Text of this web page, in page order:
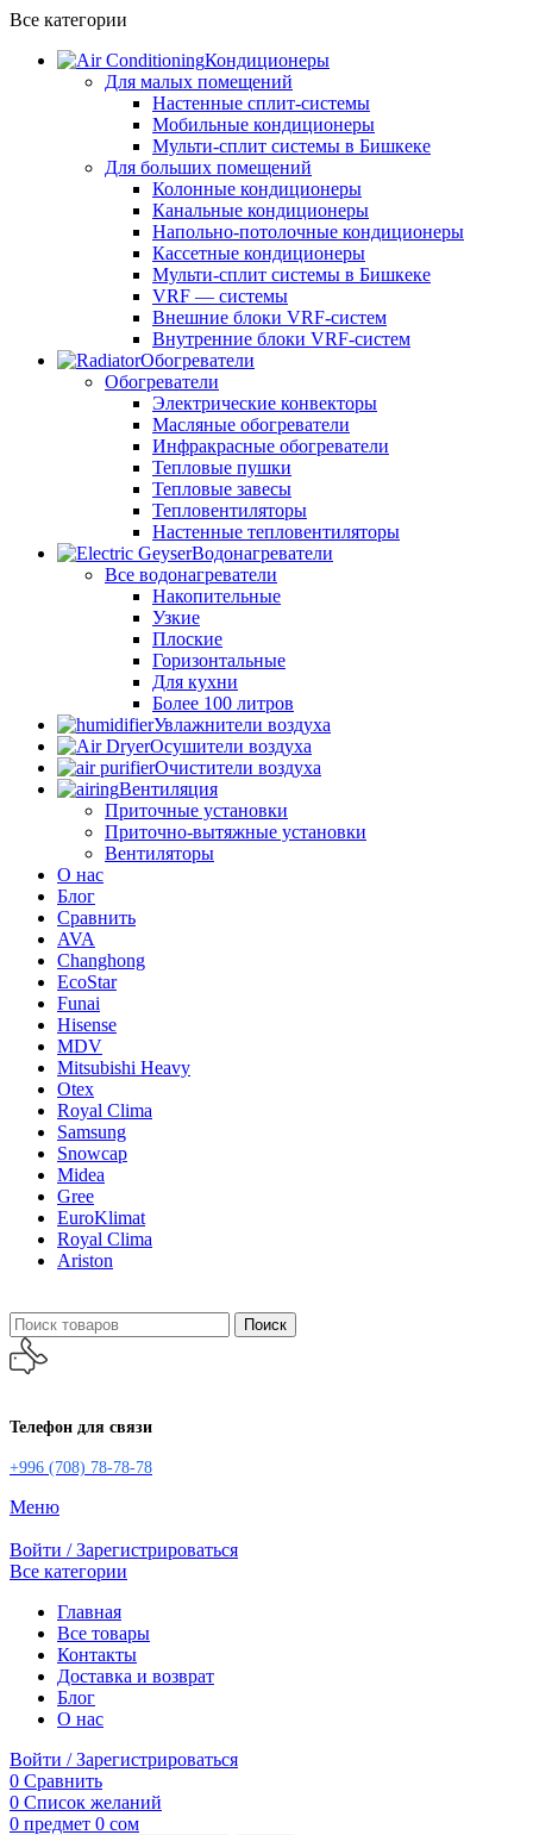
Все категории
Кондиционеры
Для малых помещений
Настенные сплит-системы
Мобильные кондиционеры
Мульти-сплит системы в Бишкеке
Для больших помещений
Колонные кондиционеры
Канальные кондиционеры
Напольно-потолочные кондиционеры
Кассетные кондиционеры
Мульти-сплит системы в Бишкеке
VRF — системы
Внешние блоки VRF-систем
Внутренние блоки VRF-систем
Обогреватели
Обогреватели
Электрические конвекторы
Масляные обогреватели
Инфракрасные обогреватели
Тепловые пушки
Тепловые завесы
Тепловентиляторы
Настенные тепловентиляторы
Водонагреватели
Все водонагреватели
Накопительные
Узкие
Плоские
Горизонтальные
Для кухни
Более 100 литров
Увлажнители воздуха
Осушители воздуха
Очистители воздуха
Вентиляция
Приточные установки
Приточно-вытяжные установки
Вентиляторы
О нас
Блог
Сравнить
AVA
Changhong
EcoStar
Funai
Hisense
MDV
Mitsubishi Heavy
Otex
Royal Clima
Samsung
Snowcap
Midea
Gree
EuroKlimat
Royal Clima
Ariston
Поиск
Телефон для связи
+996 (708) 78-78-78
Меню
Войти / Зарегистрироваться
Все категории
Главная
Все товары
Контакты
Доставка и возврат
Блог
О нас
Войти / Зарегистрироваться
0 Сравнить
0 Список желаний
0 предмет 0 сом